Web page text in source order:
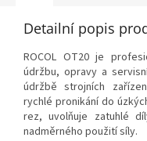
Detailní popis
ROCOL OT20 je
údržbu, opravy a
údržbě strojních
rychlé pronikání do
rez, uvolňuje zatuhlé
nadměrného použití síly.